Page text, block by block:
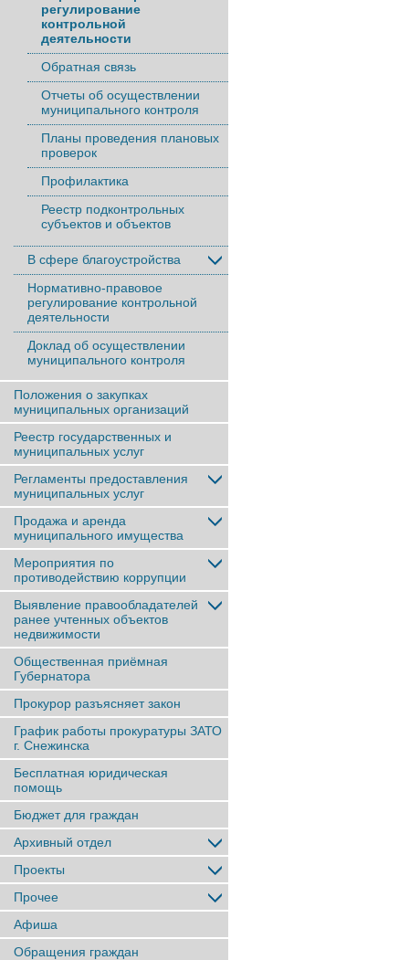
регулирование
контрольной
деятельности
Обратная связь
Отчеты об осуществлении
муниципального контроля
Планы проведения плановых
проверок
Профилактика
Реестр подконтрольных
субъектов и объектов
В сфере благоустройства
Нормативно-правовое
регулирование контрольной
деятельности
Доклад об осуществлении
муниципального контроля
Положения о закупках
муниципальных организаций
Реестр государственных и
муниципальных услуг
Регламенты предоставления
муниципальных услуг
Продажа и аренда
муниципального имущества
Мероприятия по
противодействию коррупции
Выявление правообладателей
ранее учтенныx объектов
недвижимости
Общественная приёмная
Губернатора
Прокурор разъясняет закон
График работы прокуратуры ЗАТО
г. Снежинска
Бесплатная юридическая
помощь
Бюджет для граждан
Архивный отдел
Проекты
Прочее
Афиша
Обращения граждан